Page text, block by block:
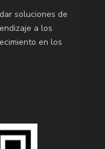
soluciones de
a los
en los